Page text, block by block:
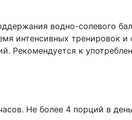
водно-солевого
интенсивных тренировок
Рекомендуется к
Не более 4 порций в